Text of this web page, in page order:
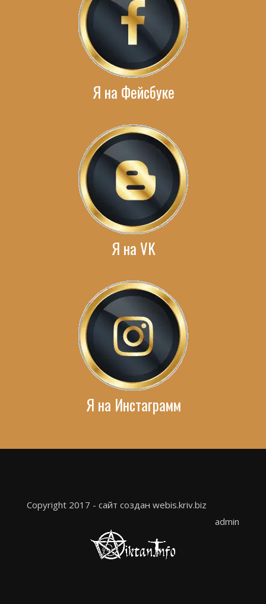
Я на Фейсбуке
Я на VK
Я на Инстаграмм
Copyright 2017 - сайт создан webis.kriv.biz
admin